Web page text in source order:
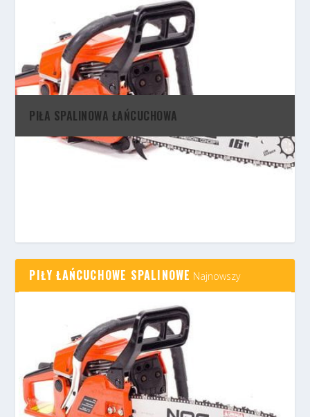
PIŁA SPALINOWA ŁAŃCUCHOWA
PIŁY ŁAŃCUCHOWE SPALINOWE Najnowszy